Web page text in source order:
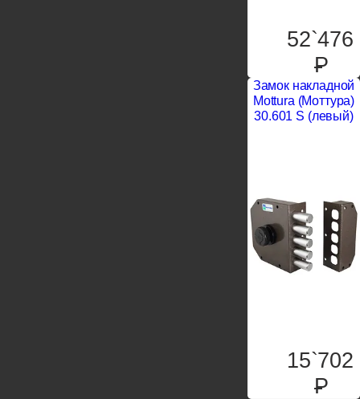
52`476
P
Замок накладной
Mottura (Моттура)
30.601 S (левый)
15`702
P